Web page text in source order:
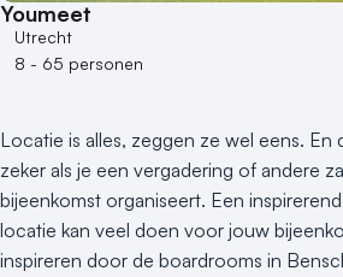
Locaties aan zee
Museum
Varende locatie
Youmeet
Utrecht
8 - 65 personen
Locatie is alles, zeggen ze wel eens. En
zeker als je een vergadering of andere
bijeenkomst organiseert. Een
locatie kan veel doen voor jouw
inspireren door de boardrooms in